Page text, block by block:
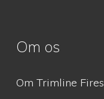
Om os
Om Trimline Fires